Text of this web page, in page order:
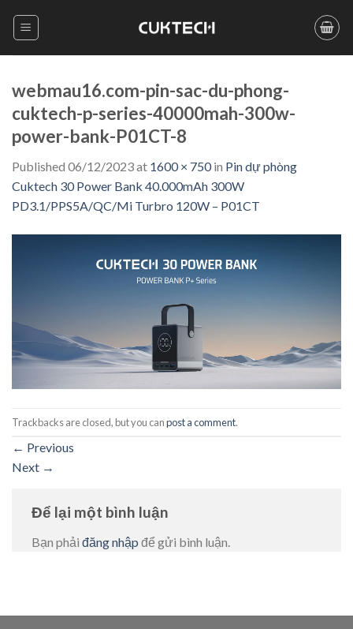
webmau16.com-pin-sac-du-phong-
cuktech-p-series-40000mah-300w-
power-bank-P01CT-8
Published 06/12/2023at 1600 × 750in Pin dự phòng
Cuktech 30 Power Bank 40.000mAh 300W
PD3.1/PPS5A/QC/Mi Turbro 120W – P01CT
Trackbacks are closed, but you canpost a comment.
← Previous
Next →
Để lại một bình luận
Bạn phải đăng nhập để gửi bình luận.